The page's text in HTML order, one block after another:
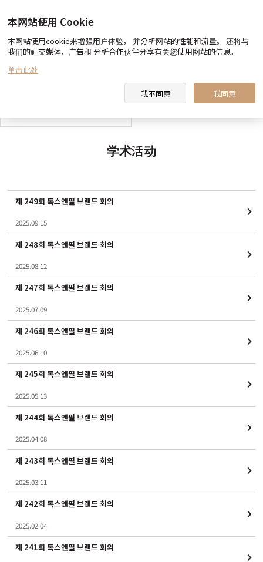
toxnfill 美容医院 向您约定 医生&职员 介绍
学术活动
제 249회 톡스앤필 브랜드 회의
2025.09.15
제 248회 톡스앤필 브랜드 회의
2025.08.12
제 247회 톡스앤필 브랜드 회의
2025.07.09
제 246회 톡스앤필 브랜드 회의
2025.06.10
제 245회 톡스앤필 브랜드 회의
2025.05.13
제 244회 톡스앤필 브랜드 회의
2025.04.08
제 243회 톡스앤필 브랜드 회의
2025.03.11
제 242회 톡스앤필 브랜드 회의
2025.02.04
제 241회 톡스앤필 브랜드 회의
本网站使用 Cookie
本网站使用cookie来增强用户体验， 并分析网站的性能和流量。 还将与
我们的社交媒体、广告和 分析合作伙伴分享有关您使用网站的信息。
单击此处
我不同意 我同意